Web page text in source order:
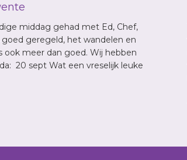
middag gehad met Ed, Chef,
goed geregeld, het wandelen en
ook meer dan goed. Wij hebben
20 sept Wat een vreselijk leuke